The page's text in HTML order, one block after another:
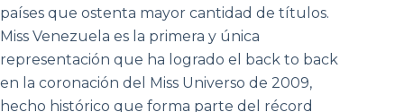
países que ostenta mayor cantidad de títulos.
Miss Venezuela es la primera y única
representación que ha logrado el back to back
en la coronación del Miss Universo de 2009,
hecho histórico que forma parte del récord